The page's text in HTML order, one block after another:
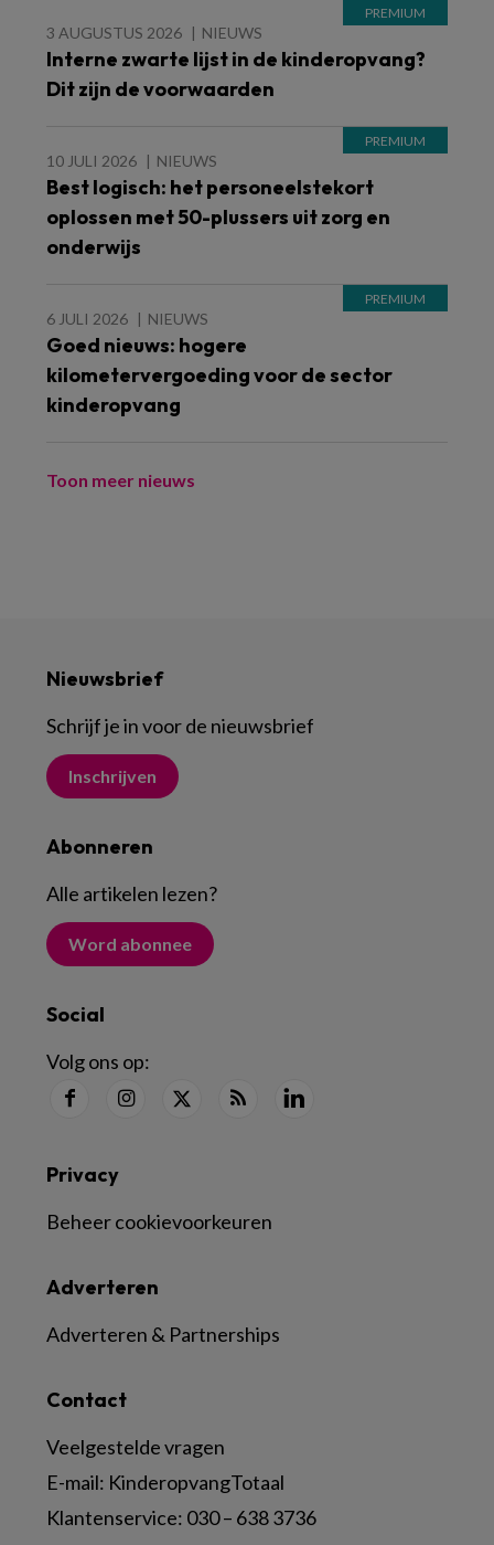
3 AUGUSTUS 2026 NIEUWS
Interne zwarte lijst in de kinderopvang?
Dit zijn de voorwaarden
10 JULI 2026 NIEUWS
Best logisch: het personeelstekort
oplossen met 50-plussers uit zorg en
onderwijs
6 JULI 2026 NIEUWS
Goed nieuws: hogere
kilometervergoeding voor de sector
kinderopvang
Toon meer nieuws
Nieuwsbrief
Schrijf je in voor de nieuwsbrief
Inschrijven
Abonneren
Alle artikelen lezen?
Word abonnee
Social
Volg ons op:
Contact
Veelgestelde vragen
E-mail: KinderopvangTotaal
Klantenservice: 030 – 638 3736
Adverteren
Adverteren & Partnerships
Privacy
Beheer cookievoorkeuren